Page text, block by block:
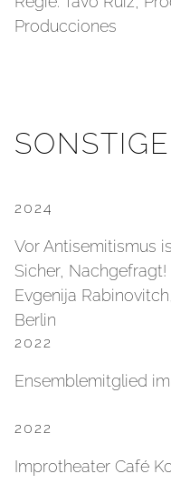
Producciones
2024
Vor Antisemitismus
Sicher,
Evgenija
Berlin
2022
Ensemblemitglied
2022
Improtheater